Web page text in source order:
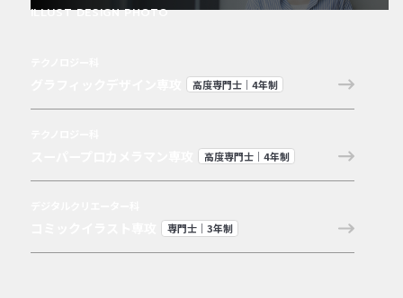
ILLUST DESIGN PHOTO
高度専門士｜4年制
高度専門士｜4年制
専門士｜3年制